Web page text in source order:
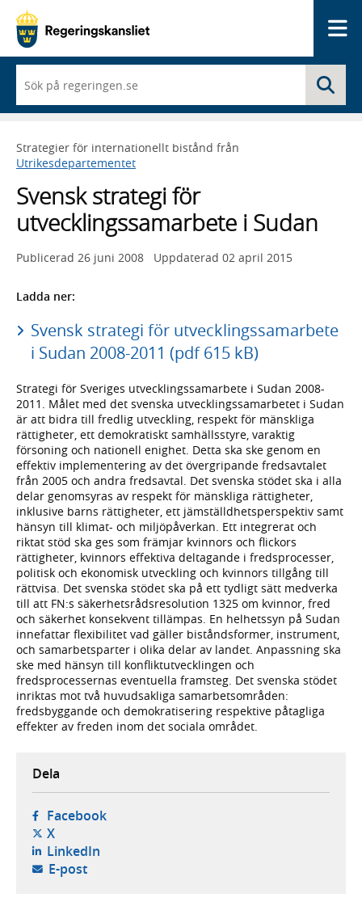
du
börjar
skriva
framträder
en
med
sökförslag
Strategier för internationellt bistånd från
Utrikesdepartementet
Svensk strategi för
utvecklingssamarbete i Sudan
Publicerad 26 juni 2008 Uppdaterad 02 april 2015
Ladda ner:
Svensk strategi för utvecklingssamarbete
i Sudan 2008-2011 (pdf 615 kB)
Strategi för Sveriges utvecklingssamarbete i Sudan 2008-
2011. Målet med det svenska utvecklingssamarbetet i Sudan
är att bidra till fredlig utveckling, respekt för mänskliga
rättigheter, ett demokratiskt samhällsstyre, varaktig
försoning och nationell enighet. Detta ska ske genom en
effektiv implementering av det övergripande fredsavtalet
från 2005 och andra fredsavtal. Det svenska stödet ska i alla
delar genomsyras av respekt för mänskliga rättigheter,
inklusive barns rättigheter, ett jämställdhetsperspektiv samt
hänsyn till klimat- och miljöpåverkan. Ett integrerat och
riktat stöd ska ges som främjar kvinnors och flickors
rättigheter, kvinnors effektiva deltagande i fredsprocesser,
politisk och ekonomisk utveckling och kvinnors tillgång till
rättvisa. Det svenska stödet ska på ett tydligt sätt medverka
till att FN:s säkerhetsrådsresolution 1325 om kvinnor, fred
och säkerhet konsekvent tillämpas. En helhetssyn på Sudan
innefattar flexibilitet vad gäller biståndsformer, instrument,
och samarbetsparter i olika delar av landet. Anpassning ska
ske med hänsyn till konfliktutvecklingen och
fredsprocessernas eventuella framsteg. Det svenska stödet
inriktas mot två huvudsakliga samarbetsområden:
fredsbyggande och demokratisering respektive påtagliga
effekter av freden inom det sociala området.
Dela
Facebook- öppnas i ny flik, extern webbplats,
X- öppnas i ny flik, extern webbplats,
LinkedIn- öppnas i ny flik, extern webbplats,
E-post- öppnar din e-postklient,